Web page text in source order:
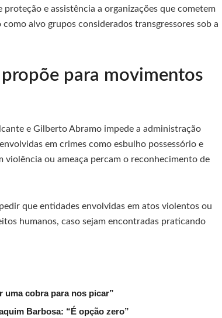
proteção e assistência a organizações que cometem
alvo grupos considerados transgressores sob a
para movimentos
e Gilberto Abramo impede a administração
em crimes como esbulho possessório e
ou ameaça percam o reconhecimento de
que entidades envolvidas em atos violentos ou
humanos, caso sejam encontradas praticando
uma cobra para nos picar”
Barbosa: “É opção zero”